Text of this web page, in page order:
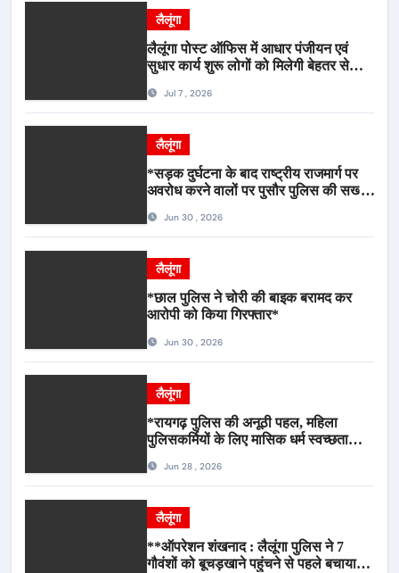
लैलूंगा
लैलूंगा पोस्ट ऑफिस में आधार पंजीयन एवं
सुधार कार्य शुरू लोगों को मिलेगी बेहतर सेवा,
Jul 7 , 2026
लैलूंगा
*सड़क दुर्घटना के बाद राष्ट्रीय राजमार्ग पर
अवरोध करने वालों पर पुसौर पुलिस की सख्त
Jun 30 , 2026
लैलूंगा
*छाल पुलिस ने चोरी की बाइक बरामद कर
आरोपी को किया गिरफ्तार*
Jun 30 , 2026
लैलूंगा
*रायगढ़ पुलिस की अनूठी पहल, महिला
पुलिसकर्मियों के लिए मासिक धर्म स्वच्छता
Jun 28 , 2026
लैलूंगा
**ऑपरेशन शंखनाद : लैलूंगा पुलिस ने 7
गौवंशों को बूचड़खाने पहुंचने से पहले बचाया,